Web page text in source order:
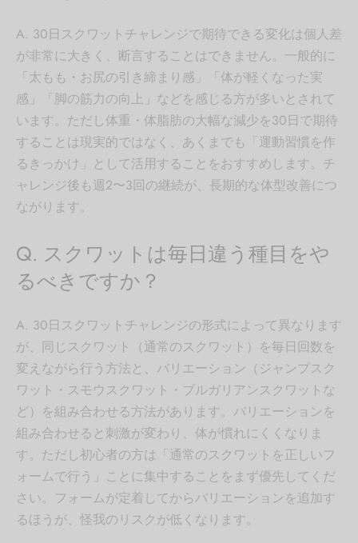
A. 30日スクワットチャレンジで期待できる変化は個人差
が非常に大きく、断言することはできません。一般的に
「太もも・お尻の引き締まり感」「体が軽くなった実
感」「脚の筋力の向上」などを感じる方が多いとされて
います。ただし体重・体脂肪の大幅な減少を30日で期待
することは現実的ではなく、あくまでも「運動習慣を作
るきっかけ」として活用することをおすすめします。チ
ャレンジ後も週2〜3回の継続が、長期的な体型改善につ
ながります。
Q. スクワットは毎日違う種目をや
るべきですか？
A. 30日スクワットチャレンジの形式によって異なります
が、同じスクワット（通常のスクワット）を毎日回数を
変えながら行う方法と、バリエーション（ジャンプスク
ワット・スモウスクワット・ブルガリアンスクワットな
ど）を組み合わせる方法があります。バリエーションを
組み合わせると刺激が変わり、体が慣れにくくなりま
す。ただし初心者の方は「通常のスクワットを正しいフ
ォームで行う」ことに集中することをまず優先してくだ
さい。フォームが定着してからバリエーションを追加す
るほうが、怪我のリスクが低くなります。